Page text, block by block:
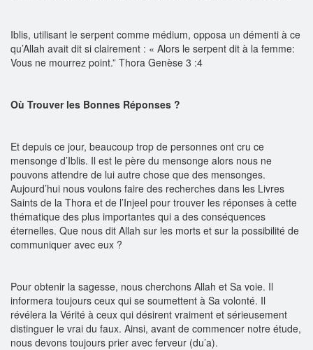
Iblis, utilisant le serpent comme médium, opposa un démenti à ce
qu’Allah avait dit si clairement : « Alors le serpent dit à la femme:
Vous ne mourrez point.” Thora Genèse 3 :4
Où Trouver les Bonnes Réponses ?
Et depuis ce jour, beaucoup trop de personnes ont cru ce
mensonge d’Iblis. Il est le père du mensonge alors nous ne
pouvons attendre de lui autre chose que des mensonges.
Aujourd’hui nous voulons faire des recherches dans les Livres
Saints de la Thora et de l’Injeel pour trouver les réponses à cette
thématique des plus importantes qui a des conséquences
éternelles. Que nous dit Allah sur les morts et sur la possibilité de
communiquer avec eux ?
Pour obtenir la sagesse, nous cherchons Allah et Sa voie. Il
informera toujours ceux qui se soumettent à Sa volonté. Il
révélera la Vérité à ceux qui désirent vraiment et sérieusement
distinguer le vrai du faux. Ainsi, avant de commencer notre étude,
nous devons toujours prier avec ferveur (du’a).